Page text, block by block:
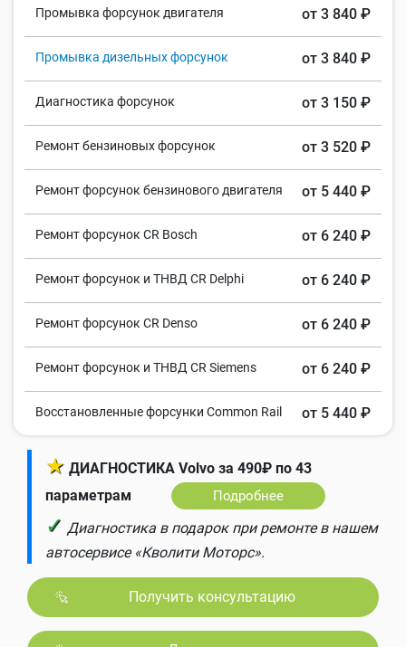
Промывка форсунок двигателя от 3 840 ₽
Промывка дизельных форсунок от 3 840 ₽
Диагностика форсунок от 3 150 ₽
Ремонт бензиновых форсунок от 3 520 ₽
Ремонт форсунок бензинового двигателя от 5 440 ₽
Ремонт форсунок CR Bosch от 6 240 ₽
Ремонт форсунок и ТНВД CR Delphi от 6 240 ₽
Ремонт форсунок CR Denso от 6 240 ₽
Ремонт форсунок и ТНВД CR Siemens от 6 240 ₽
Восстановленные форсунки Common Rail от 5 440 ₽
★ ДИАГНОСТИКА Volvo за 490₽ по 43
параметрам
Подробнее
✓ Диагностика в подарок при ремонте в нашем
автосервисе «Кволити Моторс».
Получить консультацию